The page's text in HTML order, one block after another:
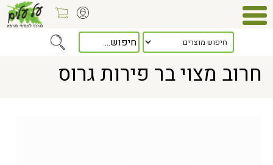
> חרוב מצוי בר פירות גרוס
חרוב מצוי בר פירות גרוס